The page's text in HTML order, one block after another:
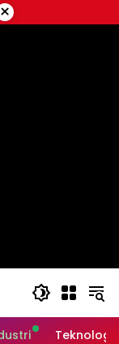
Teknologi